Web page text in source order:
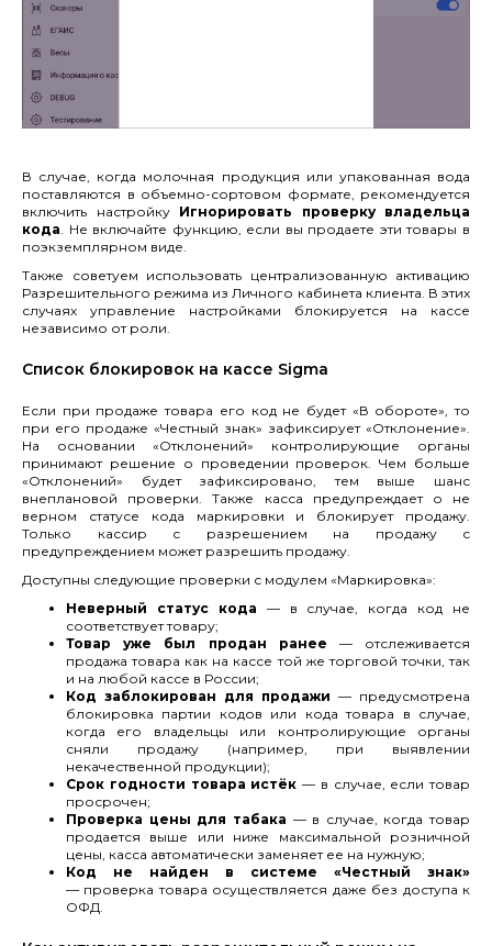
В случае, когда молочная продукция или упакованная вода
поставляются в объемно-сортовом формате, рекомендуется
включить настройку Игнорировать проверку владельца
кода. Не включайте функцию, если вы продаете эти товары в
поэкземплярном виде.
Также советуем использовать централизованную активацию
Разрешительного режима из Личного кабинета клиента. В этих
случаях управление настройками блокируется на кассе
независимо от роли.
Список блокировок на кассе Sigma
Если при продаже товара его код не будет «В обороте», то
при его продаже «Честный знак» зафиксирует «Отклонение».
На основании «Отклонений» контролирующие органы
принимают решение о проведении проверок. Чем больше
«Отклонений» будет зафиксировано, тем выше шанс
внеплановой проверки. Также касса предупреждает о не
верном статусе кода маркировки и блокирует продажу.
Только кассир с разрешением на продажу с
предупреждением может разрешить продажу.
Доступны следующие проверки с модулем «Маркировка»:
Неверный статус кода — в случае, когда код не
соответствует товару;
Товар уже был продан ранее — отслеживается
продажа товара как на кассе той же торговой точки, так
и на любой кассе в России;
Код заблокирован для продажи — предусмотрена
блокировка партии кодов или кода товара в случае,
когда его владельцы или контролирующие органы
сняли продажу (например, при выявлении
некачественной продукции);
Срок годности товара истёк — в случае, если товар
просрочен;
Проверка цены для табака — в случае, когда товар
продается выше или ниже максимальной розничной
цены, касса автоматически заменяет ее на нужную;
Код не найден в системе «Честный знак»
— проверка товара осуществляется даже без доступа к
ОФД.